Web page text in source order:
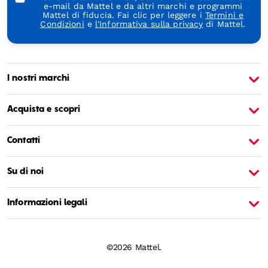
e-mail da Mattel e da altri marchi e programmi
Mattel di fiducia. Fai clic per leggere i Termini e
Condizioni e l'Informativa sulla privacy di Mattel.
I nostri marchi
Acquista e scopri
Contatti
Su di noi
Informazioni legali
©2026 Mattel.